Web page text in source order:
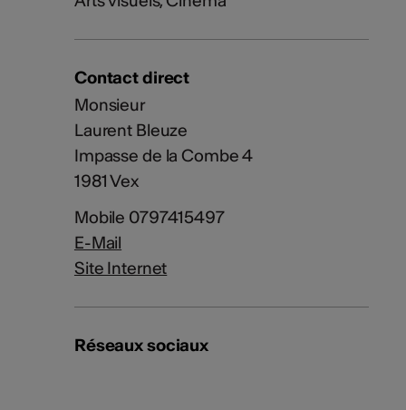
Contact direct
Monsieur
Laurent Bleuze
Impasse de la Combe 4
1981 Vex
Mobile 0797415497
E-Mail
Site Internet
Réseaux sociaux